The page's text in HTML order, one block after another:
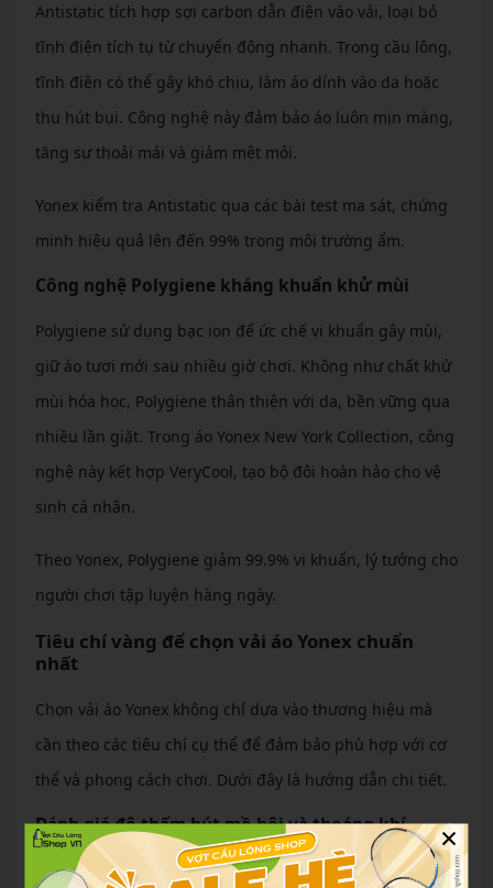
Antistatic tích hợp sợi carbon dẫn điện vào vải, loại bỏ
tĩnh điện tích tụ từ chuyển động nhanh. Trong cầu lông,
tĩnh điện có thể gây khó chịu, làm áo dính vào da hoặc
thu hút bụi. Công nghệ này đảm bảo áo luôn mịn màng,
tăng sự thoải mái và giảm mệt mỏi.
Yonex kiểm tra Antistatic qua các bài test ma sát, chứng
minh hiệu quả lên đến 99% trong môi trường ẩm.
Công nghệ Polygiene kháng khuẩn khử mùi
Polygiene sử dụng bạc ion để ức chế vi khuẩn gây mùi,
giữ áo tươi mới sau nhiều giờ chơi. Không như chất khử
mùi hóa học, Polygiene thân thiện với da, bền vững qua
nhiều lần giặt. Trong áo Yonex New York Collection, công
nghệ này kết hợp VeryCool, tạo bộ đôi hoàn hảo cho vệ
sinh cá nhân.
Theo Yonex, Polygiene giảm 99.9% vi khuẩn, lý tưởng cho
người chơi tập luyện hàng ngày.
Tiêu chí vàng để chọn vải áo Yonex chuẩn
nhất
Chọn vải áo Yonex không chỉ dựa vào thương hiệu mà
cần theo các tiêu chí cụ thể để đảm bảo phù hợp với cơ
thể và phong cách chơi. Dưới đây là hướng dẫn chi tiết.
Đánh giá độ thấm hút mồ hôi và thoáng khí
Ưu tiên vải polyester 88% kết hợp polyurethane 12%,
×